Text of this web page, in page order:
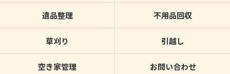
遺品整理 不用品回収
草刈り 引越し
空き家管理 お問い合わせ